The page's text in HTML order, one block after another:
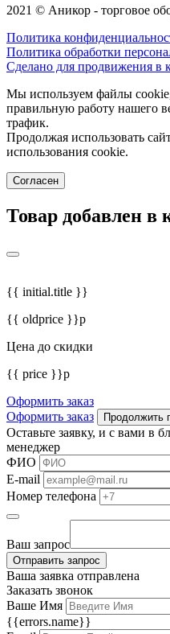
2021 © Аникор - торговое
Политика
Политика обработки
Сделано для продвижения в
Мы используем файлы
правильную работу нашего
трафик.
Продолжая использовать
использования cookie.
Согласен
Товар добавлен в
{{ initial.title }}
{{ oldprice }}р
Цена до скидки
{{ price }}р
Оформить заказ
Оформить заказ
Продолжить
Оставьте заявку, и с вами в
менеджер
ФИО
E-mail
Номер телефона
Ваш запрос
Отправить запрос
Ваша заявка отправлена
Заказать звонок
Ваше Имя
{{errors.name}}